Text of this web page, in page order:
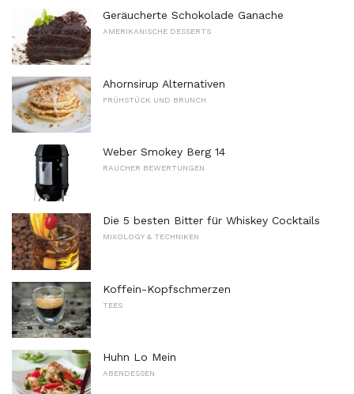
Geräucherte Schokolade Ganache
AMERIKANISCHE DESSERTS
Ahornsirup Alternativen
FRÜHSTÜCK UND BRUNCH
Weber Smokey Berg 14
RAUCHER BEWERTUNGEN
Die 5 besten Bitter für Whiskey Cocktails
MIXOLOGY & TECHNIKEN
Koffein-Kopfschmerzen
TEES
Huhn Lo Mein
ABENDESSEN